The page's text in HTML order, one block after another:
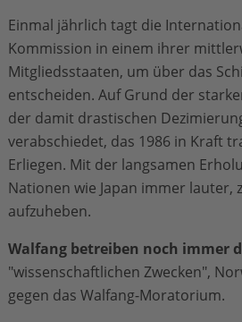
Einmal jährlich tagt die
Kommission in einem ihrer
Mitgliedsstaaten, um über das
entscheiden. Auf Grund der
der damit drastischen
verabschiedet, das 1986 in Kraft
Erliegen. Mit der langsamen
Nationen wie Japan immer lauter,
aufzuheben.
Walfang betreiben noch immer
"wissenschaftlichen Zwecken",
gegen das Walfang-Moratorium.